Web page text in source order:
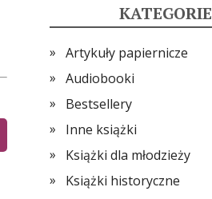
KATEGORIE
Artykuły papiernicze
Audiobooki
Bestsellery
Inne książki
Książki dla młodzieży
Książki historyczne